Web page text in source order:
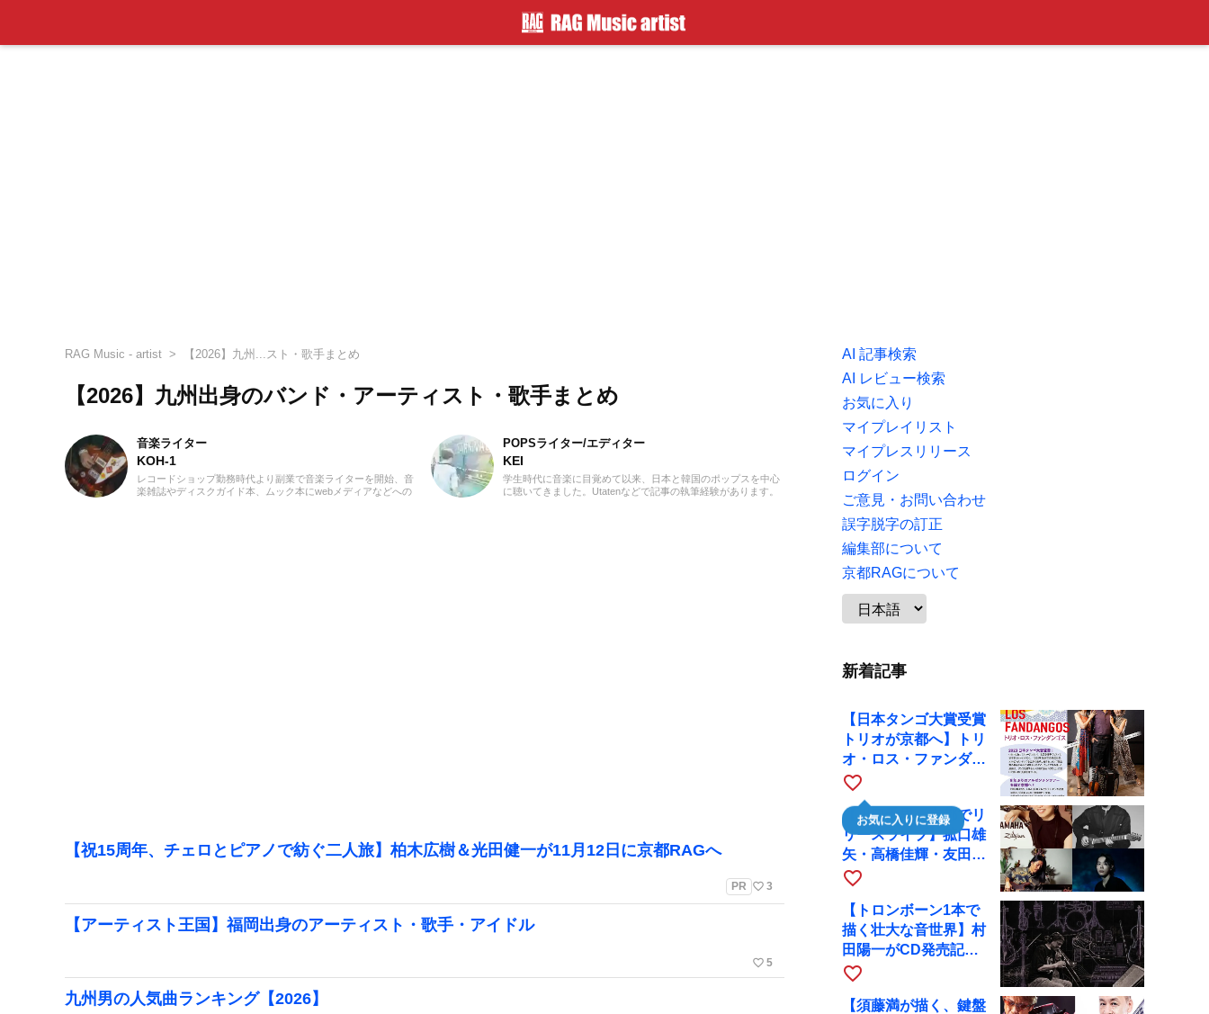
RAG Music - artist 【2026】九州...スト・歌手まとめ
【2026】九州出身のバンド・アーティスト・歌手まとめ
音楽ライター
KOH-1
レコードショップ勤務時代より副業で音楽ライターを開始、音
楽雑誌やディスクガイド本、ムック本にwebメディアなどへの
POPSライター/エディター
KEI
学生時代に音楽に目覚めて以来、日本と韓国のポップスを中心
に聴いてきました。Utatenなどで記事の執筆経験があります。
【祝15周年、チェロとピアノで紡ぐ二人旅】柏木広樹＆光田健一が11月12日に京都RAGへ
PR favorite_border 3
【アーティスト王国】福岡出身のアーティスト・歌手・アイドル
favorite_border 5
九州男の人気曲ランキング【2026】
AI 記事検索
AI レビュー検索
お気に入り
マイプレイリスト
マイプレスリリース
ログイン
ご意見・お問い合わせ
誤字脱字の訂正
編集部について
京都RAGについて
新着記事
【日本タンゴ大賞受賞
トリオが京都へ】トリ
オ・ロス・ファンダン
ゴスが10月9日にRAG
で公演
favorite_border
お気に入りに登録
【川口千里、京都でリ
リースライブ】菰口雄
矢・高橋佳輝・友田ジ
ュンと9月28日にRAG
favorite_border
【トロンボーン1本で
描く壮大な音世界】村
田陽一がCD発売記念
ツアーで9月4日に京
favorite_border
【須藤満が描く、鍵盤